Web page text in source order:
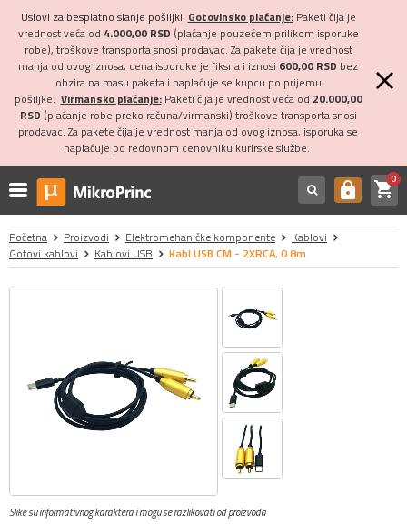
Uslovi za besplatno slanje pošiljki: Gotovinsko plaćanje:Paketi čija je
vrednost veća od 4.000,00 RSD (plaćanje pouzećem prilikom isporuke
robe), troškove transporta snosi prodavac. Za pakete čija je vrednost
manja od ovog iznosa, cena isporuke je fiksna i iznosi 600,00 RSD bez
obzira na masu paketa i naplaćuje se kupcu po prijemu
pošiljke. Virmansko plaćanje:Paketi čija je vrednost veća od 20.000,00
RSD (plaćanje robe preko računa/virmanski) troškove transporta snosi
prodavac. Za pakete čija je vrednost manja od ovog iznosa, isporuka se
naplaćuje po redovnom cenovniku kurirske službe.
https shopping_cart0
Početna Proizvodi Elektromehaničke komponente
Kablovi
Gotovi kablovi
Kablovi USB Kabl USB CM - 2XRCA, 0.8m
Slike su informativnog karaktera i mogu se razlikovati od proizvoda